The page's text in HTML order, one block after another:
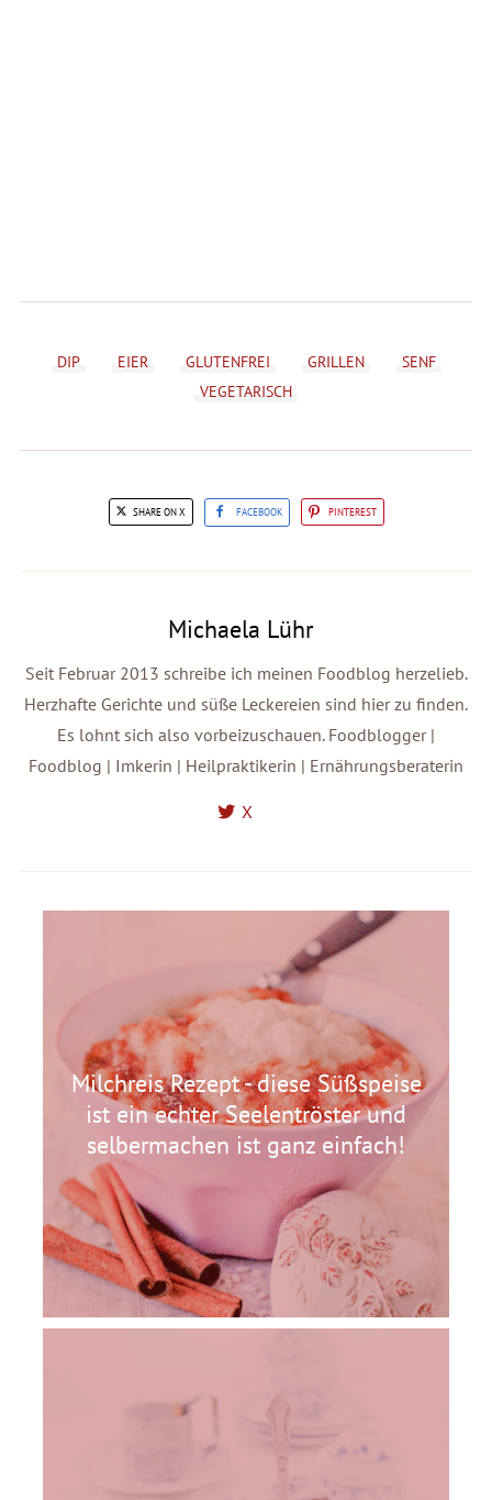
DIP EIER GLUTENFREI GRILLEN
SENF
VEGETARISCH
SHARE ON X FACEBOOK PINTEREST
Michaela Lühr
Seit Februar 2013 schreibe ich meinen Foodblog herzelieb.
Herzhafte Gerichte und süße Leckereien sind hier zu finden.
Es lohnt sich also vorbeizuschauen. Foodblogger |
Foodblog | Imkerin | Heilpraktikerin | Ernährungsberaterin
X
Milchreis Rezept - diese Süßspeise
ist ein echter Seelentröster und
selbermachen ist ganz einfach!